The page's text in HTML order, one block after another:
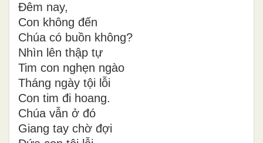
Đêm nay,
Con không đến
Chúa có buồn không?
Nhìn lên thập tự
Tim con nghẹn ngào
Tháng ngày tội lỗi
Con tim đi hoang.
Chúa vẫn ở đó
Giang tay chờ đợi